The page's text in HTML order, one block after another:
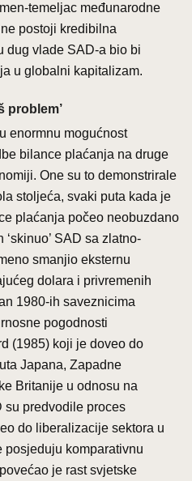
temeljac međunarodne
postoji kredibilna
dug vlade SAD-a bio bi
u globalni kapitalizam.
problem’
enormnu mogućnost
bilance plaćanja na druge
One su to demonstrirale
stoljeća, svaki puta kada je
plaćanja počeo neobuzdano
SAD sa zlatno-
smanjio eksternu
dolara i privremenih
1980-ih saveznicima
pogodnosti
(1985) koji je doveo do
Japana, Zapadne
Britanije u odnosu na
su predvodile proces
do liberalizacije sektora u
posjeduju komparativnu
je rast svjetske